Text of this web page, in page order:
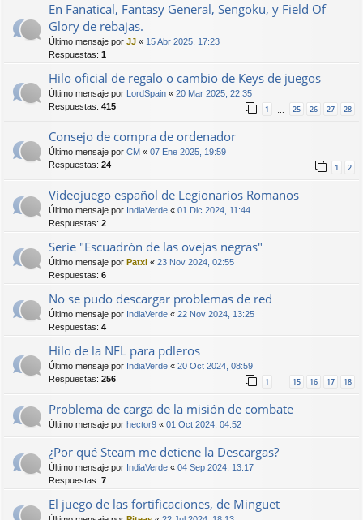
En Fanatical, Fantasy General, Sengoku, y Field Of
Glory de rebajas.
Último mensaje por JJ « 15 Abr 2025, 17:23
Respuestas: 1
Hilo oficial de regalo o cambio de Keys de juegos
Último mensaje por LordSpain « 20 Mar 2025, 22:35
Respuestas: 415 1 … 25 26 27 28
Consejo de compra de ordenador
Último mensaje por CM « 07 Ene 2025, 19:59
Respuestas: 24 1 2
Videojuego español de Legionarios Romanos
Último mensaje por IndiaVerde « 01 Dic 2024, 11:44
Respuestas: 2
Serie "Escuadrón de las ovejas negras"
Último mensaje por Patxi « 23 Nov 2024, 02:55
Respuestas: 6
No se pudo descargar problemas de red
Último mensaje por IndiaVerde « 22 Nov 2024, 13:25
Respuestas: 4
Hilo de la NFL para pdleros
Último mensaje por IndiaVerde « 20 Oct 2024, 08:59
Respuestas: 256 1 … 15 16 17 18
Problema de carga de la misión de combate
Último mensaje por hector9 « 01 Oct 2024, 04:52
¿Por qué Steam me detiene la Descargas?
Último mensaje por IndiaVerde « 04 Sep 2024, 13:17
Respuestas: 7
El juego de las fortificaciones, de Minguet